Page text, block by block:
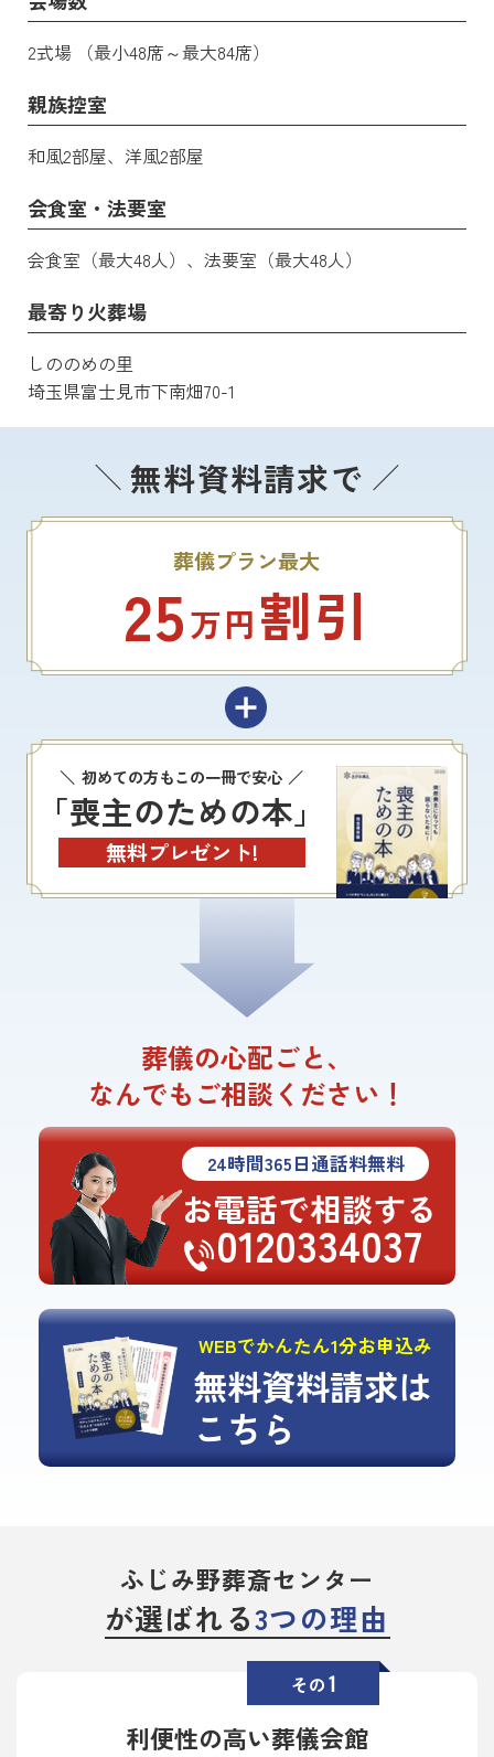
2式場 （最小48席～最大84席）
親族控室
和風2部屋、洋風2部屋
会食室・法要室
会食室（最大48人）、法要室（最大48人）
最寄り火葬場
しののめの里
埼玉県富士見市下南畑70-1
無料資料請求で
葬儀プラン最大
25万円割引
初めての方もこの一冊で安心
「喪主のための本」
無料プレゼント!
葬儀の心配ごと、
なんでもご相談ください！
24時間365日通話料無料
お電話で相談する
0120334037
WEBでかんたん1分お申込み
無料資料請求は
こちら
ふじみ野葬斎センター
が選ばれる3つの理由
その1
利便性の高い葬儀会館